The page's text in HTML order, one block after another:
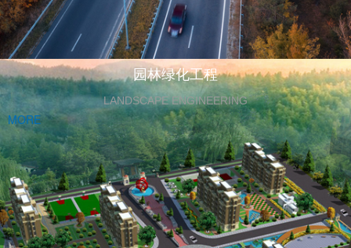
园林绿化工程
LANDSCAPE ENGINEERING
MORE